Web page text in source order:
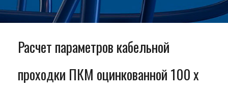
Расчет параметров кабельной
проходки ПКМ оцинкованной 100 x